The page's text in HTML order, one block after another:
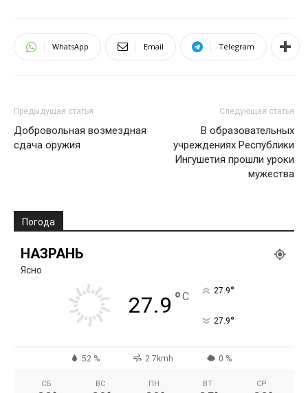
WhatsApp Email Telegram
Предыдущая статья
Добровольная возмездная
сдача оружия
Следующая статья
В образовательных
учреждениях Республики
Ингушетия прошли уроки
мужества
Погода
НАЗРАНЬ
Ясно
27.9 °C 27.9°
27.9°
52 % 2.7kmh 0 %
СБ ВС ПН ВТ СР